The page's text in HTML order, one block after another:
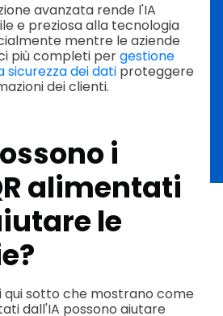
avanzata rende l'IA
e preziosa alla tecnologia
mentre le aziende
più completi pergestione
sicurezza dei dati proteggere
dei clienti.
i
alimentati
le
qui sotto che mostrano come
dall'IA possono aiutare